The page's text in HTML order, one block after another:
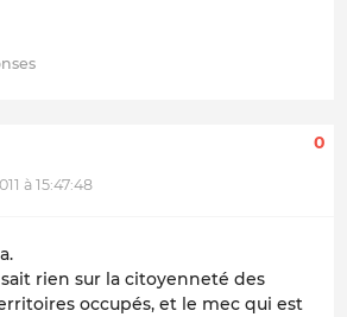
à 15:47:48
0
rien sur la citoyenneté des
occupés, et le mec qui est